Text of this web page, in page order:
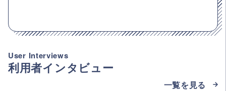
User Interviews
利用者インタビュー
一覧を見る